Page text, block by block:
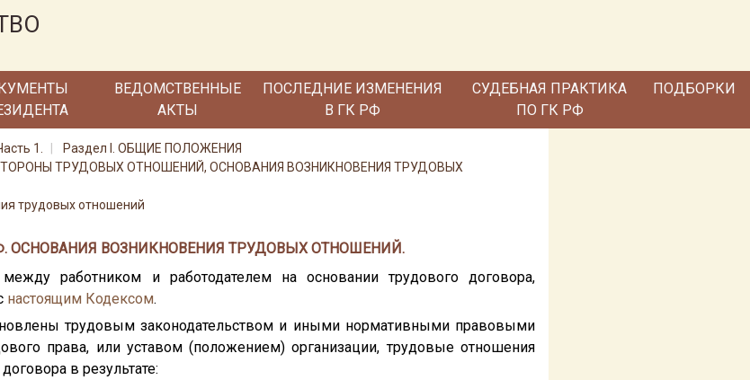
ВЕДОМСТВЕННЫЕ
АКТЫ
ПОСЛЕДНИЕ ИЗМЕНЕНИЯ
В ГК РФ
СУДЕБНАЯ ПРАКТИКА
ПО ГК РФ
ПОДБОРКИ
1.
Раздел I. ОБЩИЕ ПОЛОЖЕНИЯ
ТРУДОВЫХ ОТНОШЕНИЙ, ОСНОВАНИЯ ВОЗНИКНОВЕНИЯ ТРУДОВЫХ
трудовых отношений
ОСНОВАНИЯ ВОЗНИКНОВЕНИЯ ТРУДОВЫХ ОТНОШЕНИЙ.
работником и работодателем на основании трудового договора,
настоящим Кодексом.
трудовым законодательством и иными нормативными правовыми
права, или уставом (положением) организации, трудовые отношения
в результате: